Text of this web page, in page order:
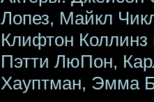
Лопез, Майкл
Клифтон
Пэтти ЛюПон,
Хауптман, Эмма